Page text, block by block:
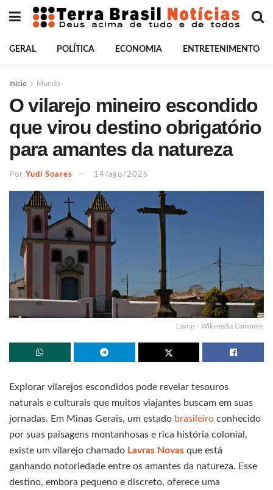
GERAL POLÍTICA ECONOMIA ENTRETENIMENTO
Início Mundo
O vilarejo mineiro escondido
que virou destino obrigatório
para amantes da natureza
Por Yudi Soares 14/ago/2025
Lavras - Wikimedia Commons
Explorar vilarejos escondidos pode revelar tesouros
naturais e culturais que muitos viajantes buscam em suas
jornadas. Em Minas Gerais, um estado brasileiro conhecido
por suas paisagens montanhosas e rica história colonial,
existe um vilarejo chamado Lavras Novas que está
ganhando notoriedade entre os amantes da natureza. Esse
destino, embora pequeno e discreto, oferece uma